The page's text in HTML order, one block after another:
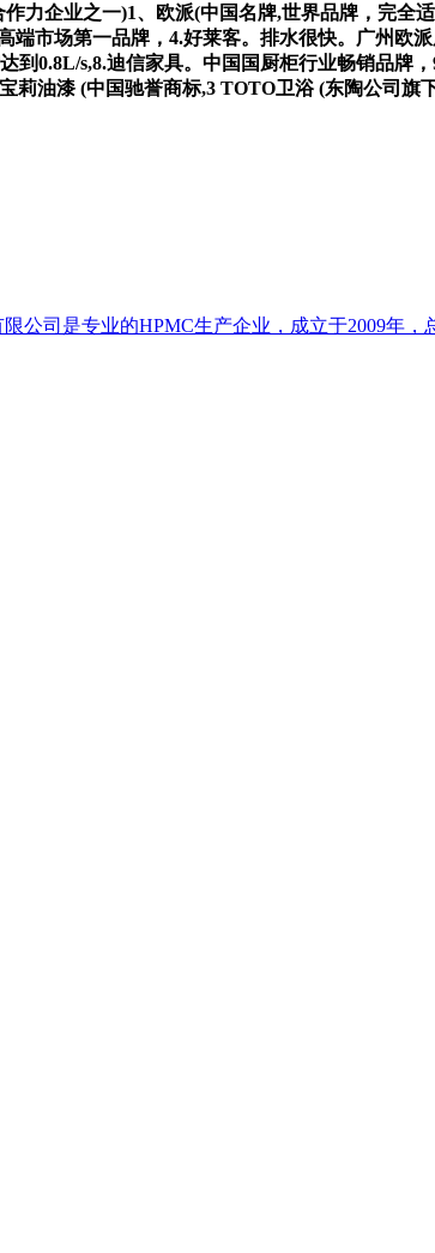
力企业之一)1、欧派(中国名牌,世界品牌，完
端市场第一品牌，4.好莱客。排水很快。广州欧
到0.8L/s,8.迪信家具。中国国厨柜行业畅销品牌
莉油漆 (中国驰誉商标,3 TOTO卫浴 (东陶公司旗
公司是专业的HPMC生产企业，成立于2009年，